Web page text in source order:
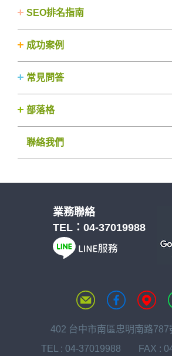
SEO排名指南
成功案例
常見問答
部落格
聯絡我們
業務聯絡
TEL： 04-37019988
402 台中市南區忠明南路787
TEL : 04-37019988 FAX :